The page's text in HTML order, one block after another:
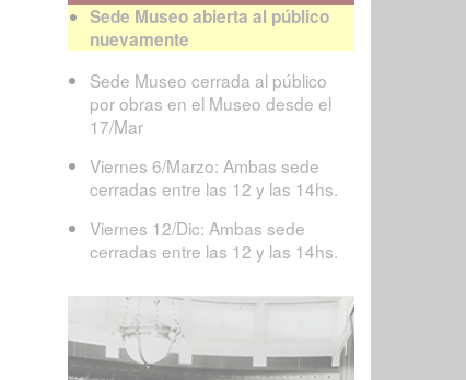
Sede Museo abierta al público
nuevamente
Sede Museo cerrada al público
por obras en el Museo desde el
17/Mar
Viernes 6/Marzo: Ambas sede
cerradas entre las 12 y las 14hs.
Viernes 12/Dic: Ambas sede
cerradas entre las 12 y las 14hs.